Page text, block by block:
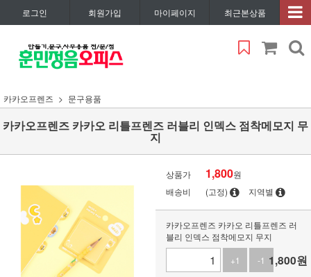
로그인 회원가입 마이페이지 최근본상품
카카오프렌즈 문구용품
카카오프렌즈 카카오 리틀프렌즈 러블리 인덱스 점착메모지 무
지
상품가 1,800원
배송비
(고정) 지역별
카카오프렌즈 카카오 리틀프렌즈 러
블리 인덱스 점착메모지 무지
+1
-1 1,800원